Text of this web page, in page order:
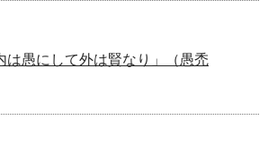
は愚にして外は賢なり」（愚禿